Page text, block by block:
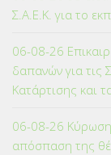
Σ.Α.Ε.Κ. για το
06-08-26
δαπανών για τις
Κατάρτισης και
06-08-26 Κύρωση
απόσπαση της